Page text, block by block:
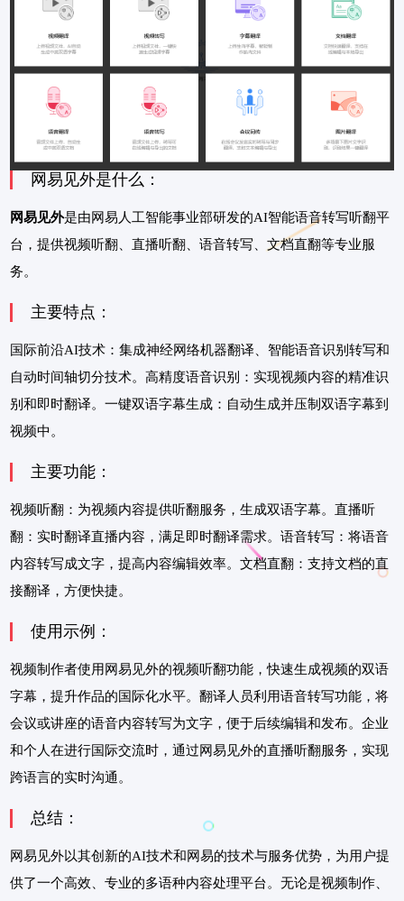
网易见外是什么：
网易见外是由网易人工智能事业部研发的AI智能语音转写听翻平
台，提供视频听翻、直播听翻、语音转写、文档直翻等专业服
务。
主要特点：
国际前沿AI技术：集成神经网络机器翻译、智能语音识别转写和
自动时间轴切分技术。高精度语音识别：实现视频内容的精准识
别和即时翻译。一键双语字幕生成：自动生成并压制双语字幕到
视频中。
主要功能：
视频听翻：为视频内容提供听翻服务，生成双语字幕。直播听
翻：实时翻译直播内容，满足即时翻译需求。语音转写：将语音
内容转写成文字，提高内容编辑效率。文档直翻：支持文档的直
接翻译，方便快捷。
使用示例：
视频制作者使用网易见外的视频听翻功能，快速生成视频的双语
字幕，提升作品的国际化水平。翻译人员利用语音转写功能，将
会议或讲座的语音内容转写为文字，便于后续编辑和发布。企业
和个人在进行国际交流时，通过网易见外的直播听翻服务，实现
跨语言的实时沟通。
总结：
网易见外以其创新的AI技术和网易的技术与服务优势，为用户提
供了一个高效、专业的多语种内容处理平台。无论是视频制作、